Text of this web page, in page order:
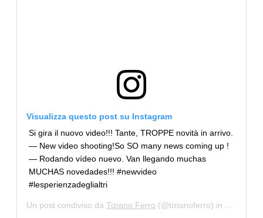
Visualizza questo post su Instagram
Si gira il nuovo video!!! Tante, TROPPE novità in arrivo.
— New video shooting!So SO many news coming up !
— Rodando vídeo nuevo. Van llegando muchas
MUCHAS novedades!!! #newvideo
#lesperienzadeglialtri
Un post condiviso da Tiziano Ferro (@tizianoferro) in data: